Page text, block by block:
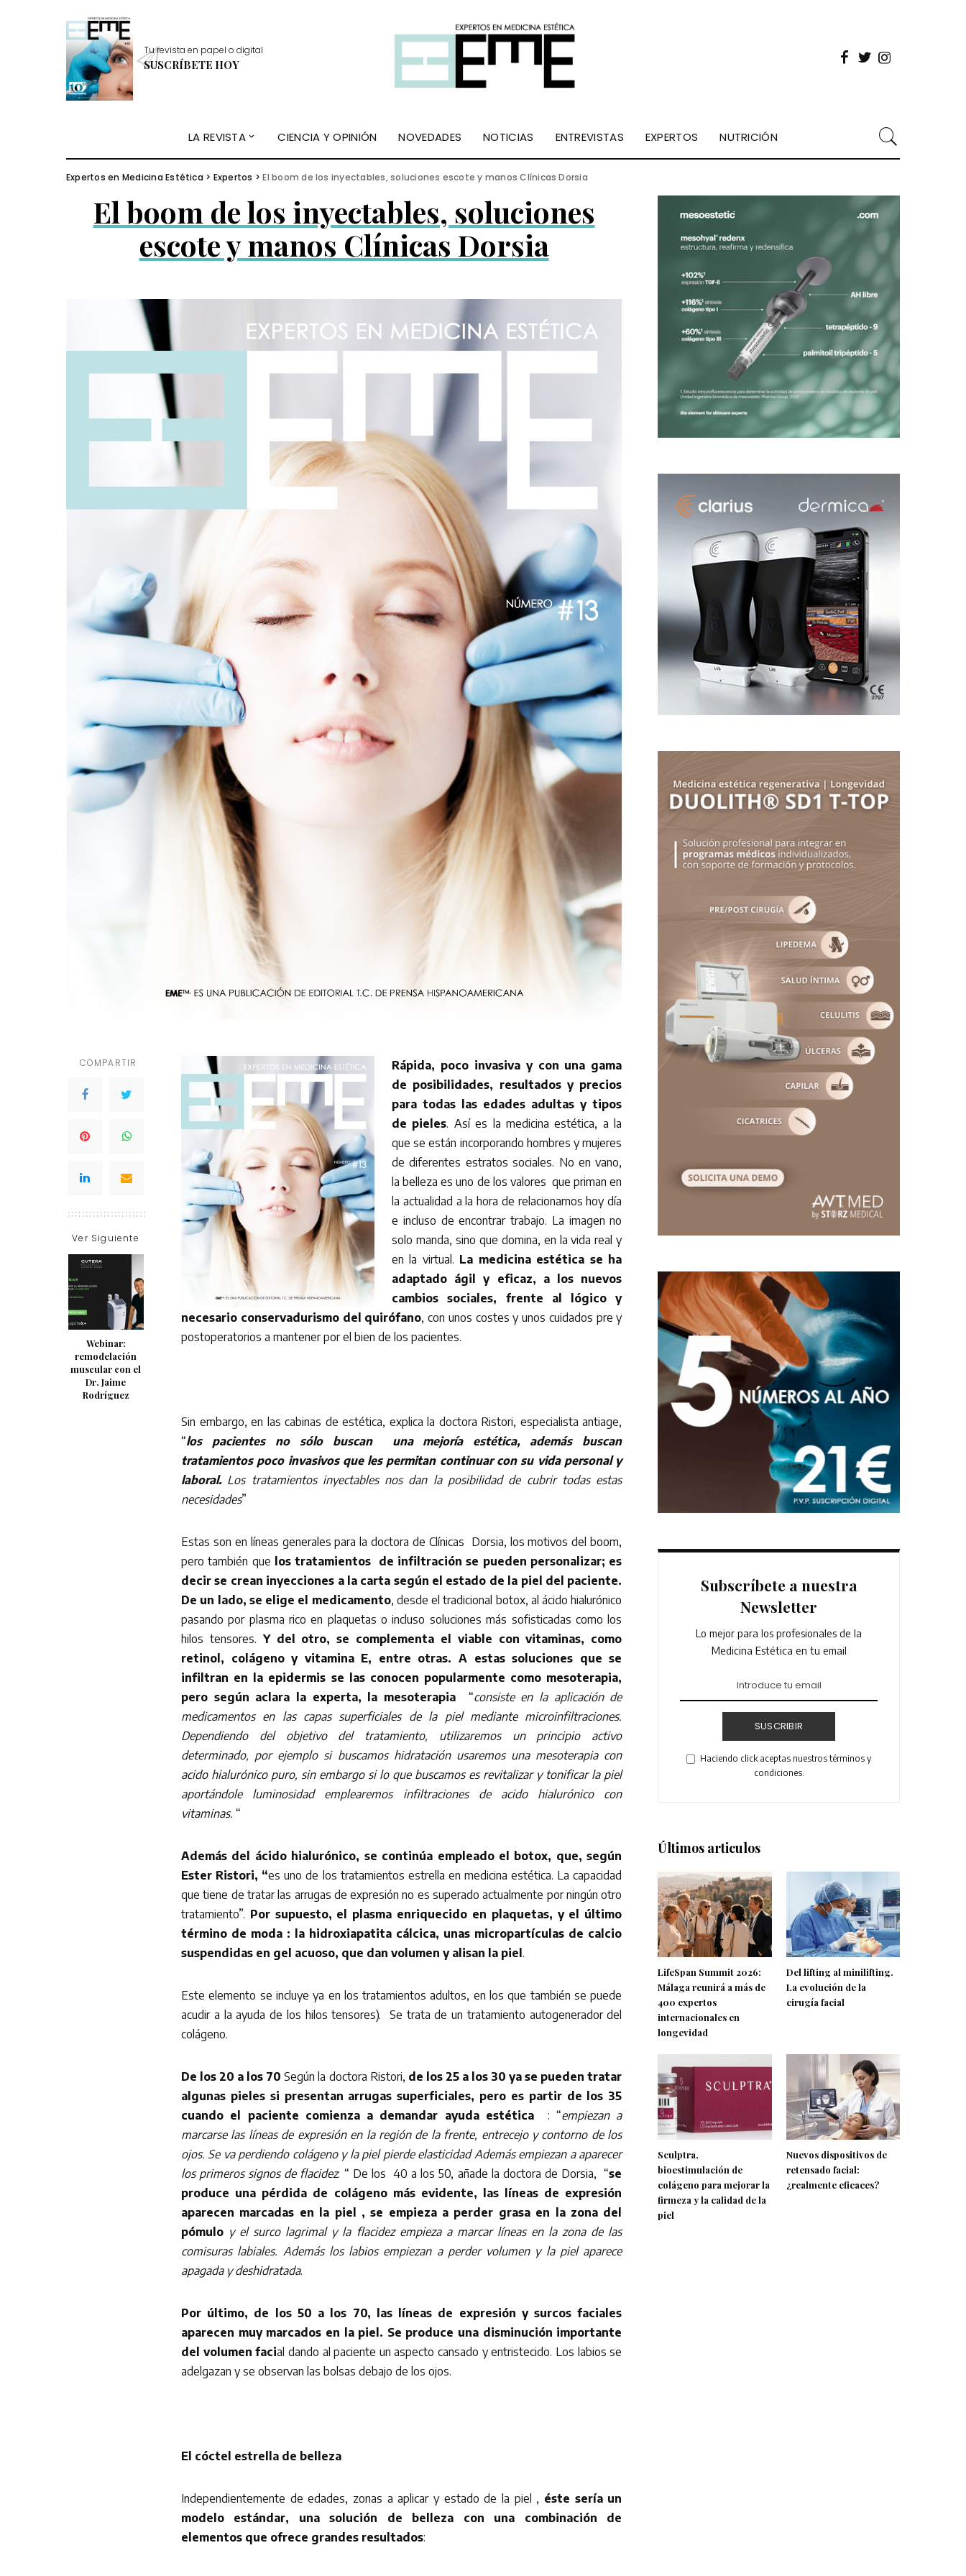
Tu revista en papel o digital
SUSCRÍBETE HOY
LA REVISTA CIENCIA Y OPINIÓN NOVEDADES NOTICIAS ENTREVISTAS EXPERTOS NUTRICIÓN
Expertos en Medicina Estética > Expertos >El boom de los inyectables, soluciones escote y manos Clínicas Dorsia
El boom de los inyectables, soluciones
escote y manos Clínicas Dorsia
COMPARTIR
Ver Siguiente
Webinar:
remodelación
muscular con el
Dr. Jaime
Rodríguez
Rápida, poco invasiva y con una gama
de posibilidades, resultados y precios
para todas las edades adultas y tipos
de pieles. Así es la medicina estética, a la
que se están incorporando hombres y mujeres
de diferentes estratos sociales. No en vano,
la belleza es uno de los valores que priman en
la actualidad a la hora de relacionarnos hoy día
e incluso de encontrar trabajo. La imagen no
solo manda, sino que domina, en la vida real y
en la virtual. La medicina estética se ha
adaptado ágil y eficaz, a los nuevos
cambios sociales, frente al lógico y
necesario conservadurismo del quirófano, con unos costes y unos cuidados pre y
postoperatorios a mantener por el bien de los pacientes.
Sin embargo, en las cabinas de estética, explica la doctora Ristori, especialista antiage,
“los pacientes no sólo buscan una mejoría estética, además buscan
tratamientos poco invasivos que les permitan continuar con su vida personal y
laboral.Los tratamientos inyectables nos dan la posibilidad de cubrir todas estas
necesidades”
Estas son en líneas generales para la doctora de Clínicas Dorsia, los motivos del boom,
pero también que los tratamientos de infiltración se pueden personalizar; es
decir se crean inyecciones a la carta según el estado de la piel del paciente.
De un lado, se elige el medicamento, desde el tradicional botox, al ácido hialurónico
pasando por plasma rico en plaquetas o incluso soluciones más sofisticadas como los
hilos tensores. Y del otro, se complementa el viable con vitaminas, como
retinol, colágeno y vitamina E, entre otras. A estas soluciones que se
infiltran en la epidermis se las conocen popularmente como mesoterapia,
pero según aclara la experta, la mesoterapia
“consiste en la aplicación de
medicamentos en las capas superficiales de la piel mediante microinfiltraciones.
Dependiendo del objetivo del tratamiento, utilizaremos un principio activo
determinado, por ejemplo si buscamos hidratación usaremos una mesoterapia con
acido hialurónico puro, sin embargo si lo que buscamos es revitalizar y tonificar la piel
aportándole luminosidad emplearemos infiltraciones de acido hialurónico con
vitaminas. “
Además del ácido hialurónico, se continúa empleado el botox, que, según
Ester Ristori, “es uno de los tratamientos estrella en medicina estética. La capacidad
que tiene de tratar las arrugas de expresión no es superado actualmente por ningún otro
tratamiento”. Por supuesto, el plasma enriquecido en plaquetas, y el último
término de moda : la hidroxiapatita cálcica, unas micropartículas de calcio
suspendidas en gel acuoso, que dan volumen y alisan la piel .
Este elemento se incluye ya en los tratamientos adultos, en los que también se puede
acudir a la ayuda de los hilos tensores). Se trata de un tratamiento autogenerador del
colágeno.
De los 20 a los 70Según la doctora Ristori, de los 25 a los 30 ya se pueden tratar
algunas pieles si presentan arrugas superficiales, pero es partir de los 35
cuando el paciente comienza a demandar ayuda estética : “empiezan a
marcarse las líneas de expresión en la región de la frente, entrecejo y contorno de los
ojos. Se va perdiendo colágeno y la piel pierde elasticidad Además empiezan a aparecer
los primeros signos de flacidez. “ De los 40 a los 50, añade la doctora de Dorsia, “se
produce una pérdida de colágeno más evidente, las líneas de expresión
aparecen marcadas en la piel , se empieza a perder grasa en la zona del
pómulo y el surco lagrimal y la flacidez empieza a marcar líneas en la zona de las
comisuras labiales. Además los labios empiezan a perder volumen y la piel aparece
apagada y deshidratada.
Por último, de los 50 a los 70, las líneas de expresión y surcos faciales
aparecen muy marcados en la piel. Se produce una disminución importante
del volumen facial dando al paciente un aspecto cansado y entristecido. Los labios se
adelgazan y se observan las bolsas debajo de los ojos.
El cóctel estrella de belleza
Independientemente de edades, zonas a aplicar y estado de la piel , éste sería un
modelo estándar, una solución de belleza con una combinación de
elementos que ofrece grandes resultados:
Subscríbete a nuestra
Newsletter
Lo mejor para los profesionales de la
Medicina Estética en tu email
SUSCRIBIR
Haciendo click aceptas nuestros términos y
condiciones.
Últimos articulos
LifeSpan Summit 2026:
Málaga reunirá a más de
400 expertos
internacionales en
longevidad
Del lifting al minilifting.
La evolución de la
cirugía facial
Sculptra,
bioestimulación de
colágeno para mejorar la
firmeza y la calidad de la
piel
Nuevos dispositivos de
retensado facial:
¿realmente eficaces?